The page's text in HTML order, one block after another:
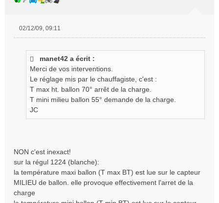
02/12/09, 09:11
manet42 a écrit :
Merci de vos interventions.
Le réglage mis par le chauffagiste, c'est :
T max ht. ballon 70° arrêt de la charge.
T mini milieu ballon 55° demande de la charge.
JC
NON c'est inexact!
sur la régul 1224 (blanche):
la température maxi ballon (T max BT) est lue sur le capteur
MILIEU de ballon. elle provoque effectivement l'arret de la
charge